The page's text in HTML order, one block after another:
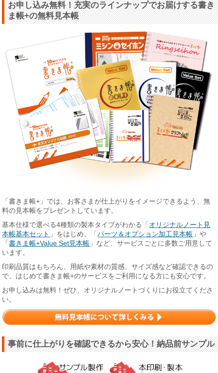
お申し込み無料！充実のラインナップでお届けする書き
ま帳+の無料見本帳
「書きま帳+」では、お客さまが仕上がりをイメージできるよう、無
料の見本帳をプレゼントしています。
基本仕様で選べる4種類の製本タイプがわかる「 オリジナルノート見
本帳基本セット 」をはじめ、「パーツ＆オプション加工見本帳 」や
「書きま帳+Value Set見本帳 」など、サービスごとに多数ご用意して
います。
印刷品質はもちろん、用紙や素材の質感、サイズ感など確認できるの
で、はじめて書きま帳+のサービスをご利用になる方にも安心です。
お申し込みは無料！ぜひ、オリジナルノートづくりにお役立てくださ
い。
事前に仕上がりを確認できるから安心！納品前サンプル